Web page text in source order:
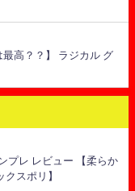
最高？？】 ラジカル グ
プレ レビュー 【柔らか
スポリ】